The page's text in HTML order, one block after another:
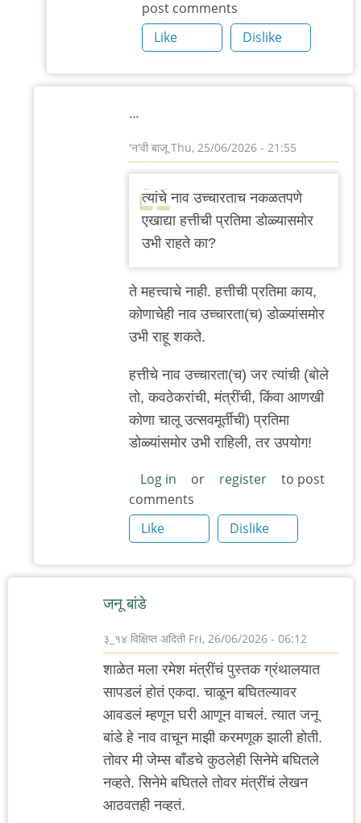
post comments
Like
Dislike
…
'न'वी बाजू Thu, 25/06/2026 - 21:55
In
reply
to
हत्तीची
by
त्यागमूर्ती
हत्ती
त्यांचे नाव उच्चारताच नकळतपणे
एखाद्या हत्तीची प्रतिमा डोळ्यासमोर
उभी राहते का?
ते महत्त्वाचे नाही. हत्तीची प्रतिमा काय,
कोणाचेही नाव उच्चारता(च) डोळ्यांसमोर
उभी राहू शकते.
हत्तीचे नाव उच्चारता(च) जर त्यांची (बोले
तो, कवठेकरांची, मंत्रींची, किंवा आणखी
कोणा चालू उत्सवमूर्तीची) प्रतिमा
डोळ्यांसमोर उभी राहिली, तर उपयोग!
Log in or register
to post
comments
Like
Dislike
जनू बांडे
३_१४ विक्षिप्त अदिती Fri, 26/06/2026 - 06:12
शाळेत मला रमेश मंत्रींचं पुस्तक ग्रंथालयात
सापडलं होतं एकदा. चाळून बघितल्यावर
आवडलं म्हणून घरी आणून वाचलं. त्यात जनू
बांडे हे नाव वाचून माझी करमणूक झाली होती.
तोवर मी जेम्स बाँडचे कुठलेही सिनेमे बघितले
नव्हते. सिनेमे बघितले तोवर मंत्रींचं लेखन
आठवतही नव्हतं.